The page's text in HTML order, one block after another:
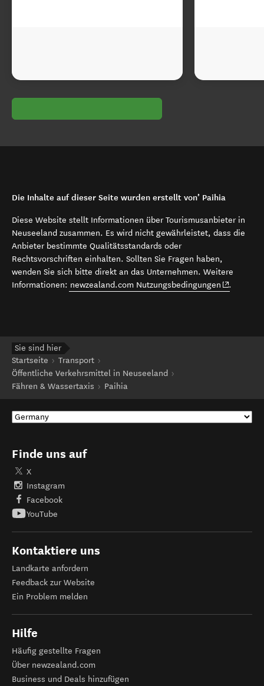
Die Inhalte auf dieser Seite wurden erstellt von’ Paihia
Diese Website stellt Informationen über Tourismusanbieter in
Neuseeland zusammen. Es wird nicht gewährleistet, dass die
Anbieter bestimmte Qualitätsstandards oder
Rechtsvorschriften einhalten. Sollten Sie Fragen haben,
wenden Sie sich bitte direkt an das Unternehmen. Weitere
Informationen: newzealand.com Nutzungsbedingungen (opens in
.
Sie sind hier
Startseite
Transport
Öffentliche Verkehrsmittel in Neuseeland
Fähren & Wassertaxis
Paihia
Finde uns auf
X
Instagram
Facebook
YouTube
Kontaktiere uns
Landkarte anfordern
Feedback zur Website
Ein Problem melden
Hilfe
Häufig gestellte Fragen
Über newzealand.com
Business und Deals hinzufügen